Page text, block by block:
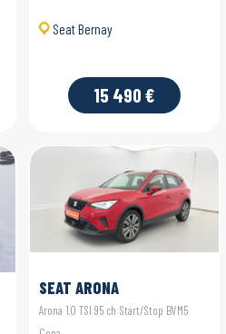
Seat Bernay
15 490 €
SEAT ARONA
Arona 1.0 TSI 95 ch Start/Stop BVM5